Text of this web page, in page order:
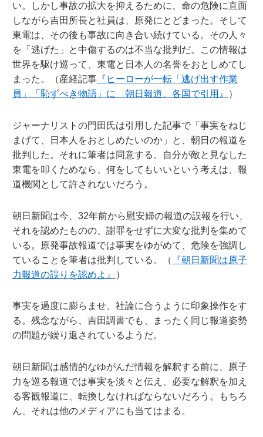
い。しかし事故の拡大を抑えるために、命の危険に直面
しながら吉田所長と社員は、原発にとどまった。そして
東電は、その後も事故に向き合い続けている。その人々
を「逃げた」と中傷するのは不当な批判だ。この情報は
世界を駆け巡って、東電と日本人の名誉をおとしめてし
まった。（産経記事『ヒーローが一転「逃げ出す作業
員」「恥ずべき物語」に 朝日報道、各国で引用』
）
ジャーナリストの門田氏は引用した記事で「事実をねじ
まげて、日本人をおとしめたいのか」と、朝日の報道を
批判した。それに筆者は同意する。自分が敵と見なした
東電を叩くためなら、何をしてもいいという考えは、報
道機関として許されないだろう。
朝日新聞は今、32年前から慰安婦の報道の誤報を行い、
それを認めたものの、謝罪をせずに大変な批判を集めて
いる。原発事故報道では事実をゆがめて、危険を強調し
ていることを筆者は批判している。（ 『朝日新聞は原子
力報道の誤りを認めよ』
）
事実を過度に膨らませ、社論に合うように印象操作をす
る。残念ながら、吉田調書でも、まったく同じ報道姿勢
の問題が繰り返されているようだ。
朝日新聞は感情的なゆがんだ情報を解釈する前に、原子
力を巡る報道では事実を淡々と伝え、必要な解釈を加え
る客観報道に、転換しなければならないだろう。もちろ
ん、それは他のメディアにも当てはまる。